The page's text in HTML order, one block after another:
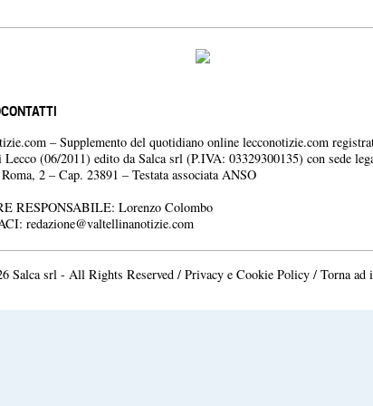
CONTATTI
– Supplemento del quotidiano online lecconotizie.com
(06/2011) edito da Salca srl (P.IVA: 03329300135) con sede
2 – Cap. 23891 – Testata associata ANSO
RESPONSABILE: Lorenzo Colombo
redazione@valtellinanotizie.com
Salca srl - All Rights Reserved / Privacy e Cookie Policy / Torna ad